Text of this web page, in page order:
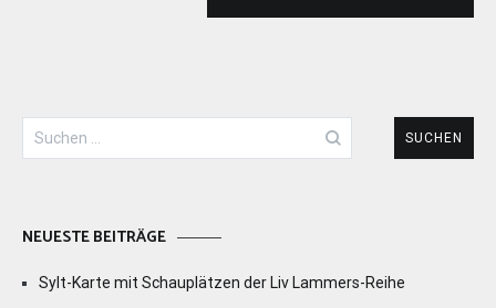
Suchen
nach:
NEUESTE BEITRÄGE
Sylt-Karte mit Schauplätzen der Liv Lammers-Reihe